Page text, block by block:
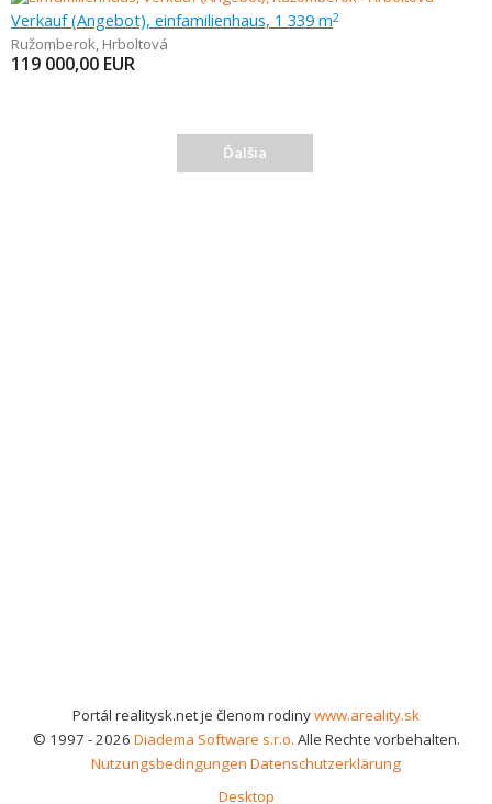
Verkauf (Angebot), einfamilienhaus, 1 339 m2
Ružomberok, Hrboltová
119 000,00 EUR
Ďalšia
Portál realitysk.net je členom rodinywww.areality.sk
© 1997 - 2026 Diadema Software s.r.o. Alle Rechte vorbehalten.
Nutzungsbedingungen Datenschutzerklärung
Desktop